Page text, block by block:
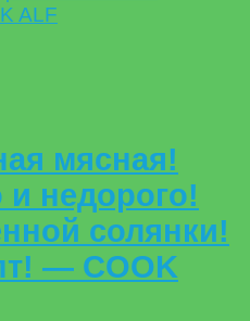
мясная!
и недорого!
солянки!
— COOK